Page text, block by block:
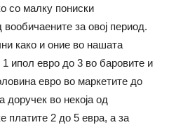
со малку пониски
за овој период.
како и оние во нашата
ипол евро до 3 во баровите и
евро во маркетите до
доручек во некоја од
платите 2 до 5 евра, а за